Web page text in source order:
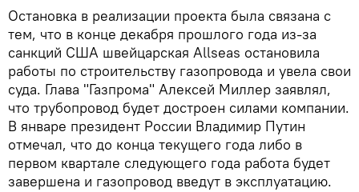
Остановка в реализации проекта была связана с
тем, что в конце декабря прошлого года из-за
санкций США швейцарская Allseas остановила
работы по строительству газопровода и увела свои
суда. Глава "Газпрома" Алексей Миллер заявлял,
что трубопровод будет достроен силами компании.
В январе президент России Владимир Путин
отмечал, что до конца текущего года либо в
первом квартале следующего года работа будет
завершена и газопровод введут в эксплуатацию.